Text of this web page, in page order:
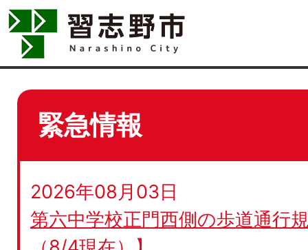
緊急情報
2026年08月03日
第六中学校正門西側の歩道通行